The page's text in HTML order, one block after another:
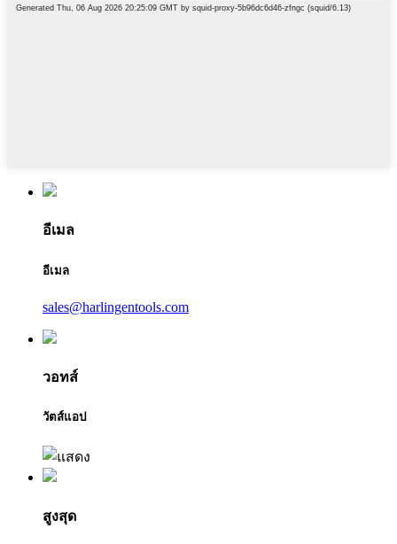
อีเมล
อีเมล
sales@harlingentools.com
วอทส์
วัตส์แอป
สูงสุด